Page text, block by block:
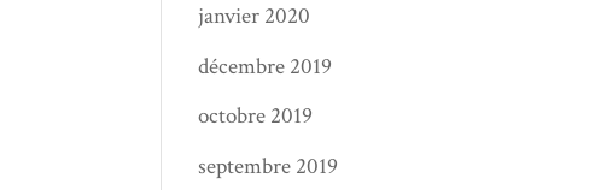
janvier 2020
décembre 2019
octobre 2019
septembre 2019